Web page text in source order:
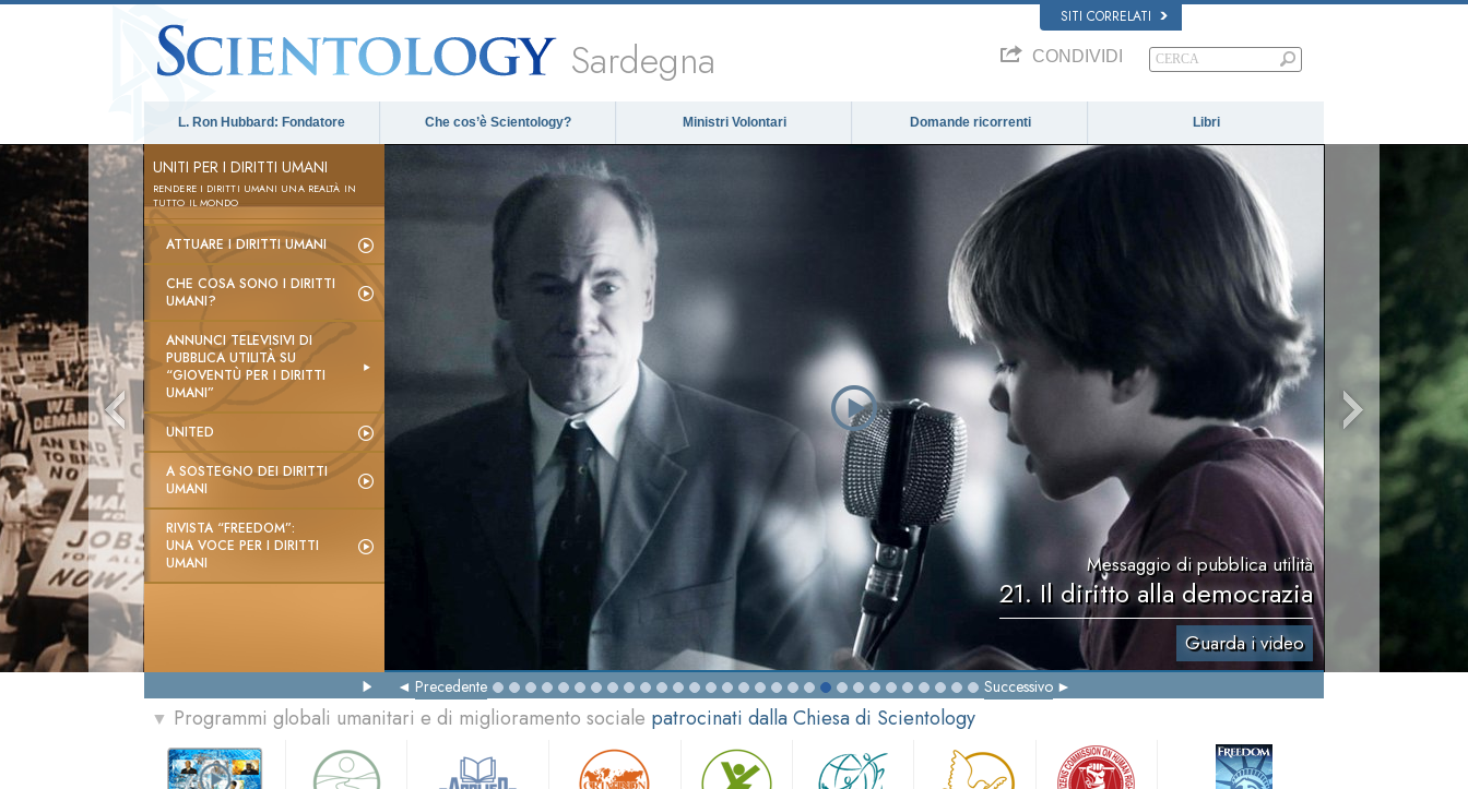
SITI CORRELATI
Sardegna CONDIVIDI
L. Ron Hubbard: Fondatore Che cos’è Scientology? Ministri Volontari Domande ricorrenti Libri
UNITI PER I DIRITTI UMANI
RENDERE I DIRITTI UMANI UNA REALTÀ IN
TUTTO IL MONDO
ATTUARE I DIRITTI UMANI
CHE COSA SONO I DIRITTI
UMANI?
ANNUNCI TELEVISIVI DI
PUBBLICA UTILITÀ SU
“GIOVENTÙ PER I DIRITTI
UMANI”
UNITED
A SOSTEGNO DEI DIRITTI
UMANI
RIVISTA “FREEDOM”:
UNA VOCE PER I DIRITTI
UMANI
Messaggio di pubblica utilità
21. Il diritto alla democrazia
Guarda i video
Precedente Successivo
▼ Programmi globali umanitari e di miglioramento sociale patrocinati dalla Chiesa di Scientology